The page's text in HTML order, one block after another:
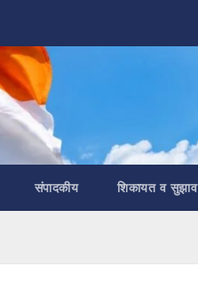
संपादकीय शिकायत व सुझाव